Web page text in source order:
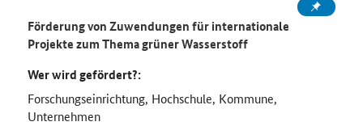
Förderung von Zuwendungen für internationale
Projekte zum Thema grüner Wasserstoff
Wer wird gefördert?:
Forschungseinrichtung, Hochschule, Kommune,
Unternehmen